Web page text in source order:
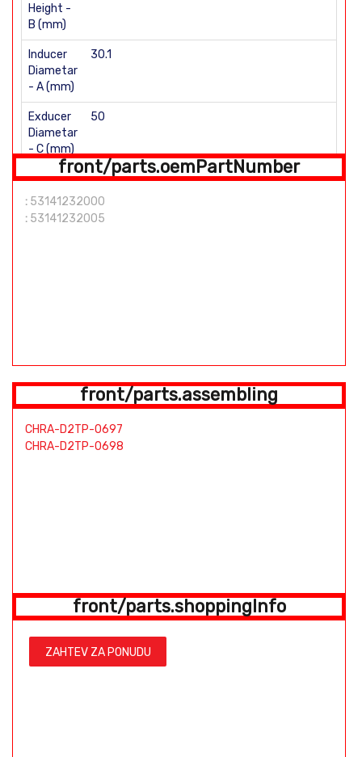
Height -
B (mm)
Inducer
Diametar
- A (mm)
30.1
Exducer
Diametar
- C (mm)
50
Total
Height -
D (mm)
15.67
front/parts.oemPartNumber
: 53141232000
: 53141232005
front/parts.assembling
CHRA-D2TP-0697
CHRA-D2TP-0698
front/parts.shoppingInfo
ZAHTEV ZA PONUDU